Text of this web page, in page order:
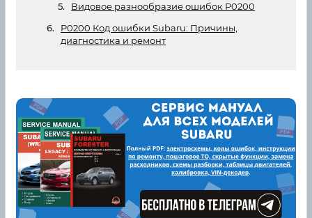
Видовое разнообразие ошибок P0200
P0200 Код ошибки Subaru: Причины,
диагностика и ремонт